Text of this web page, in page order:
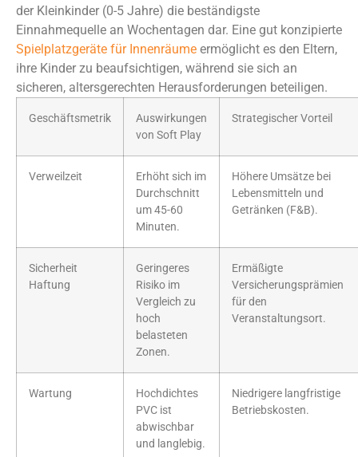
der Kleinkinder (0-5 Jahre) die beständigste
Einnahmequelle an Wochentagen dar. Eine gut konzipierte
Spielplatzgeräte für Innenräume ermöglicht es den Eltern,
ihre Kinder zu beaufsichtigen, während sie sich an
sicheren, altersgerechten Herausforderungen beteiligen.
Geschäftsmetrik
Auswirkungen
von Soft Play
Strategischer Vorteil
Verweilzeit
Erhöht sich im
Durchschnitt
um 45-60
Minuten.
Höhere Umsätze bei
Lebensmitteln und
Getränken (F&B).
Sicherheit
Haftung
Geringeres
Risiko im
Vergleich zu
hoch
belasteten
Zonen.
Ermäßigte
Versicherungsprämien
für den
Veranstaltungsort.
Wartung
Hochdichtes
PVC ist
abwischbar
und langlebig.
Niedrigere langfristige
Betriebskosten.